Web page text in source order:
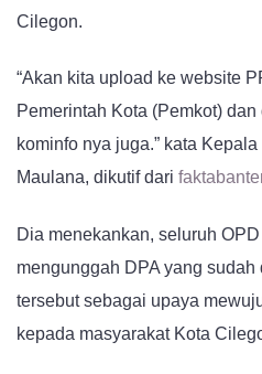
Cilegon.
“Akan kita upload ke website
Pemerintah Kota (Pemkot)
kominfo nya juga.” kata
Maulana, dikutif dari
Dia menekankan, seluruh
mengunggah DPA yang sudah
tersebut sebagai upaya
kepada masyarakat Kota